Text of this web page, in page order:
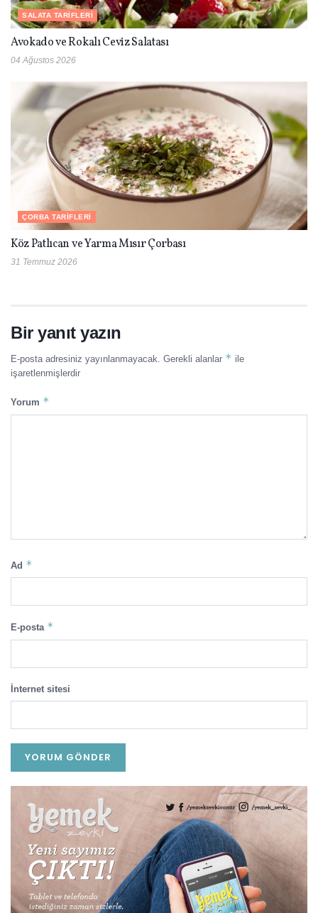
SALATA TARIFLERI
Avokado ve Rokalı Ceviz Salatası
04 Ağustos 2026
ÇORBA TARIFLERI
Köz Patlıcan ve Yarma Mısır Çorbası
31 Temmuz 2026
Bir yanıt yazın
E-posta adresiniz yayınlanmayacak. Gerekli alanlar * ile
işaretlenmişlerdir
Yorum *
Ad *
E-posta *
İnternet sitesi